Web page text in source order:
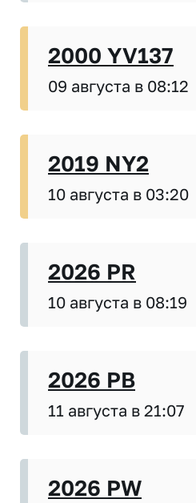
2000 YV137
09 августа в 08:12
2019 NY2
10 августа в 03:20
2026 PR
10 августа в 08:19
2026 PB
11 августа в 21:07
2026 PW